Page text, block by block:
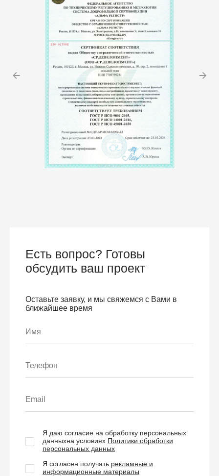
Есть вопрос? Готовы
обсудить ваш проект
Оставьте заявку, и мы свяжемся с Вами в
ближайшее время
Я даю согласие на обработку персональных
данныхна условиях Политики обработки
персональных данных
Я согласен получать рекламные и
информационные материалы